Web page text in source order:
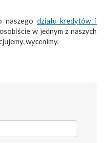
naszego działu kredytów i
w jednym z naszych
wycenimy.